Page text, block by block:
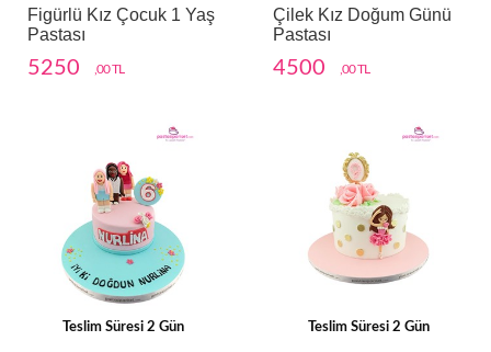
Figürlü Kız Çocuk 1 Yaş
Pastası
5250 ,00 TL
Çilek Kız Doğum Günü
Pastası
4500 ,00 TL
Teslim Süresi 2 Gün Teslim Süresi 2 Gün